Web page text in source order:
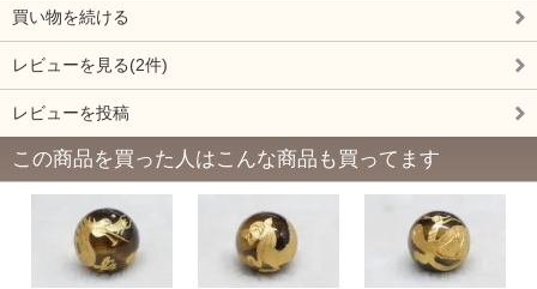
買い物を続ける
レビューを見る(2件)
レビューを投稿
この商品を買った人はこんな商品も買ってます